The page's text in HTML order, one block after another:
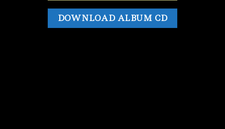
DOWNLOAD ALBUM CD